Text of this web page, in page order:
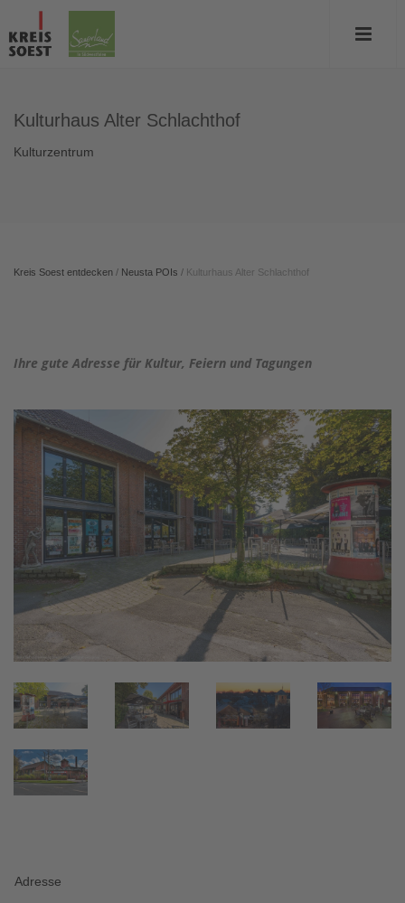
Kulturhaus Alter Schlachthof
Kulturzentrum
Kreis Soest entdecken / Neusta POIs / Kulturhaus Alter Schlachthof
Ihre gute Adresse für Kultur, Feiern und Tagungen
Adresse